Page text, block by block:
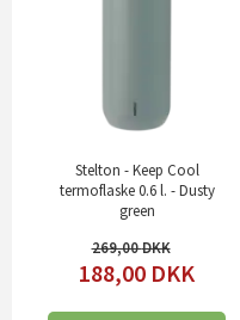
Stelton - Keep Cool
termoflaske 0.6 l. - Dusty
green
269,00
188,00 DKK